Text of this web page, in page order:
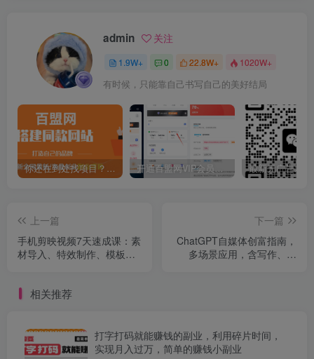
admin 关注
1.9W+ 0 22.8W+ 1020W+
有时候，只能靠自己书写自己的美好结局
你还在到处找项目？还在当韭菜？我靠卖项目一个月收入5万+，曾经我也是个失败者。 开通百盟网VIP会员，尊享全站资源免费下载，享70%的推广提成！！【限时五折优惠】
上一篇
手机剪映视频7天速成课：素
材导入、特效制作、模板套
下一篇
ChatGPT自媒体创富指南，
多场景应用，含写作、设
相关推荐
打字打码就能赚钱的副业，利用碎片时间，
实现月入过万，简单的赚钱小副业